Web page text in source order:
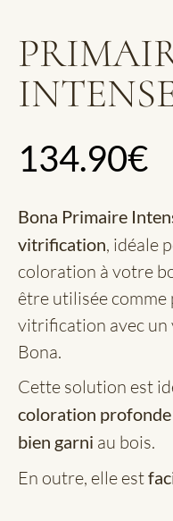
134.90€
Bona Primaire
vitrification, idéale
coloration à votre
être utilisée
vitrification avec un
Bona.
Cette solution est
coloration profonde
bien garni au bois.
En outre, elle est